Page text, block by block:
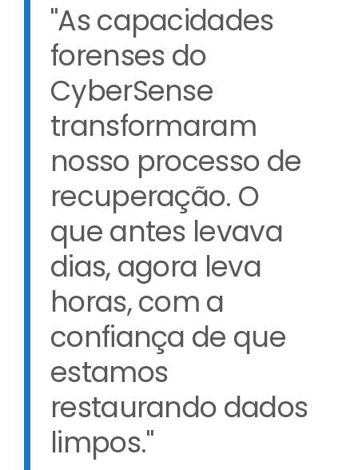
"As capacidades
forenses do
CyberSense
transformaram
nosso processo de
recuperação. O
que antes levava
dias, agora leva
horas, com a
confiança de que
estamos
restaurando dados
limpos."